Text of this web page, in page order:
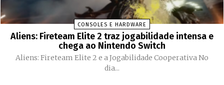
CONSOLES E HARDWARE
Aliens: Fireteam Elite 2 traz jogabilidade intensa e
chega ao Nintendo Switch
Aliens: Fireteam Elite 2 e a Jogabilidade Cooperativa No
dia...